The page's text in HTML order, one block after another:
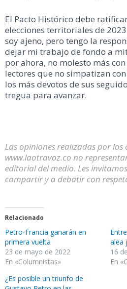
El Pacto Histórico debe
elecciones territoriales de
soy ajeno, pero tengo la
dejar mi trabajo de fondo a
por ahora, no molesto más
lectores que no simpatizan
los más devotos de sus
tregua para avanzar.
Las opiniones realizadas por
www.laotravoz.co no
editorial del medio. Les
compartir y a debatir con
Relacionado
Petro-Francia ganarán en
primera vuelta
23 de mayo de 2022
En «Columnistas»
alea
16
En
¿Es posible un triunfo de